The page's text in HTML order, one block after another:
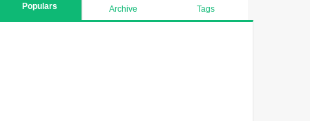
Populars Archive Tags